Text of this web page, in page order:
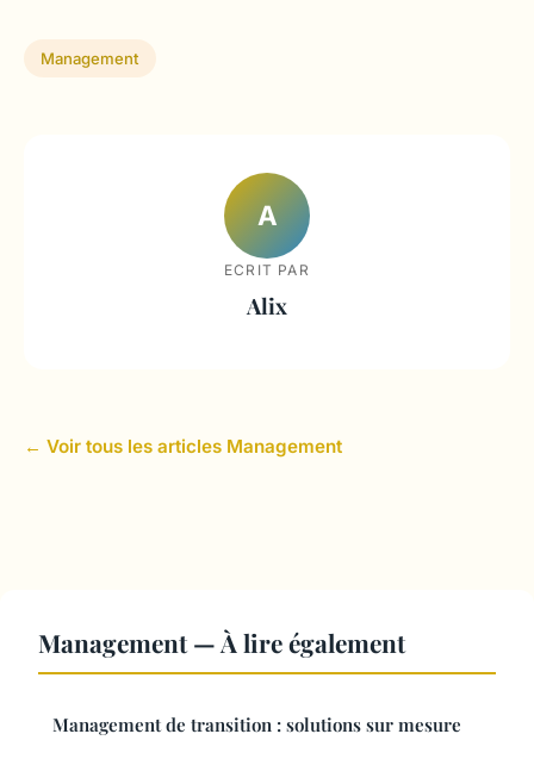
Management
A
ECRIT PAR
Alix
← Voir tous les articles Management
Management — À lire également
Management de transition : solutions sur mesure